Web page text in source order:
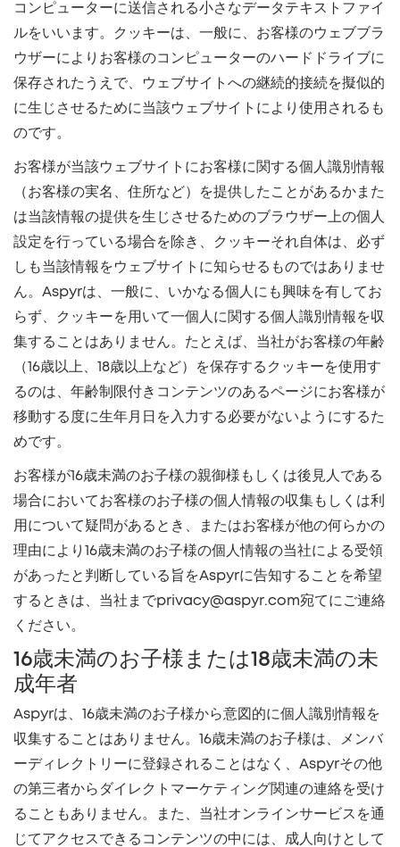
コンピューターに送信される小さなデータテキストファイ
ルをいいます。クッキーは、一般に、お客様のウェブブラ
ウザーによりお客様のコンピューターのハードドライブに
保存されたうえで、ウェブサイトへの継続的接続を擬似的
に生じさせるために当該ウェブサイトにより使用されるも
のです。
お客様が当該ウェブサイトにお客様に関する個人識別情報
（お客様の実名、住所など）を提供したことがあるかまた
は当該情報の提供を生じさせるためのブラウザー上の個人
設定を行っている場合を除き、クッキーそれ自体は、必ず
しも当該情報をウェブサイトに知らせるものではありませ
ん。Aspyrは、一般に、いかなる個人にも興味を有してお
らず、クッキーを用いて一個人に関する個人識別情報を収
集することはありません。たとえば、当社がお客様の年齢
（16歳以上、18歳以上など）を保存するクッキーを使用す
るのは、年齢制限付きコンテンツのあるページにお客様が
移動する度に生年月日を入力する必要がないようにするた
めです。
お客様が16歳未満のお子様の親御様もしくは後見人である
場合においてお客様のお子様の個人情報の収集もしくは利
用について疑問があるとき、またはお客様が他の何らかの
理由により16歳未満のお子様の個人情報の当社による受領
があったと判断している旨をAspyrに告知することを希望
するときは、当社までprivacy@aspyr.com宛てにご連絡
ください。
16歳未満のお子様または18歳未満の未
成年者
Aspyrは、16歳未満のお子様から意図的に個人識別情報を
収集することはありません。16歳未満のお子様は、メンバ
ーディレクトリーに登録されることはなく、Aspyrその他
の第三者からダイレクトマーケティング関連の連絡を受け
ることもありません。また、当社オンラインサービスを通
じてアクセスできるコンテンツの中には、成人向けとして